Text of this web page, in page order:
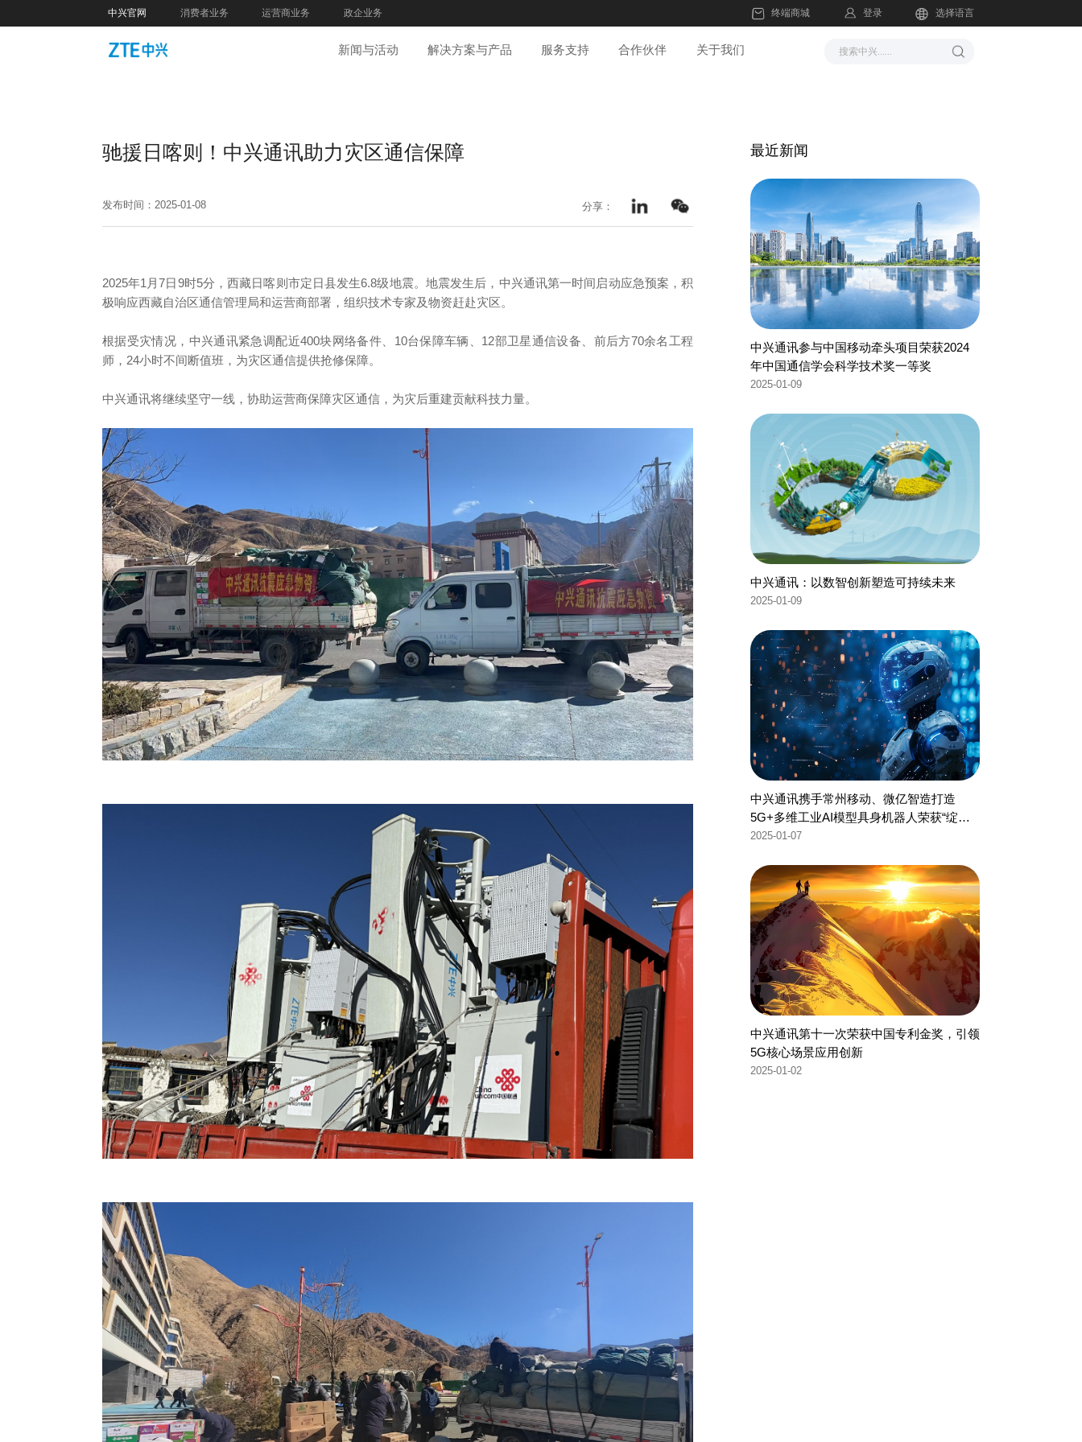
中兴官网 消费者业务 运营商业务 政企业务 终端商城 登录 选择语言
新闻与活动 解决方案与产品 服务支持 合作伙伴 关于我们
驰援日喀则！中兴通讯助力灾区通信保障
发布时间：2025-01-08 分享：
2025年1月7日9时5分，西藏日喀则市定日县发生6.8级地震。地震发生后，中兴通讯第一时间启动应急预案，积
极响应西藏自治区通信管理局和运营商部署，组织技术专家及物资赶赴灾区。
根据受灾情况，中兴通讯紧急调配近400块网络备件、10台保障车辆、12部卫星通信设备、前后方70余名工程
师，24小时不间断值班，为灾区通信提供抢修保障。
中兴通讯将继续坚守一线，协助运营商保障灾区通信，为灾后重建贡献科技力量。
最近新闻
中兴通讯参与中国移动牵头项目荣获2024
年中国通信学会科学技术奖一等奖
2025-01-09
中兴通讯：以数智创新塑造可持续未来
2025-01-09
中兴通讯携手常州移动、微亿智造打造
5G+多维工业AI模型具身机器人荣获“绽放
杯”全国一等奖
2025-01-07
中兴通讯第十一次荣获中国专利金奖，引领
5G核心场景应用创新
2025-01-02